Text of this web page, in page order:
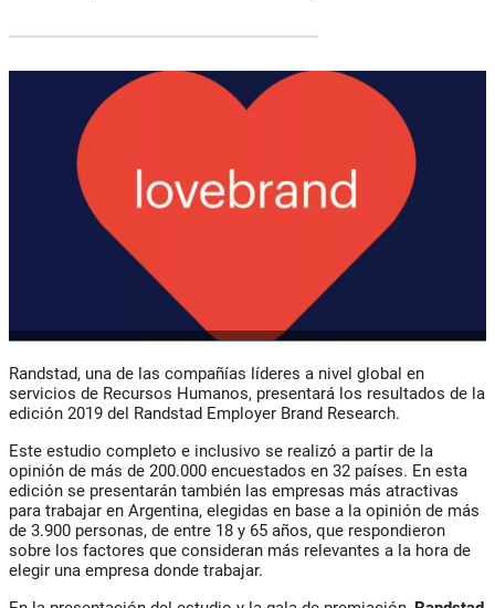
Randstad, una de las compañías líderes a nivel global en
servicios de Recursos Humanos, presentará los resultados de la
edición 2019 del Randstad Employer Brand Research.
Este estudio completo e inclusivo se realizó a partir de la
opinión de más de 200.000 encuestados en 32 países. En esta
edición se presentarán también las empresas más atractivas
para trabajar en Argentina, elegidas en base a la opinión de más
de 3.900 personas, de entre 18 y 65 años, que respondieron
sobre los factores que consideran más relevantes a la hora de
elegir una empresa donde trabajar.